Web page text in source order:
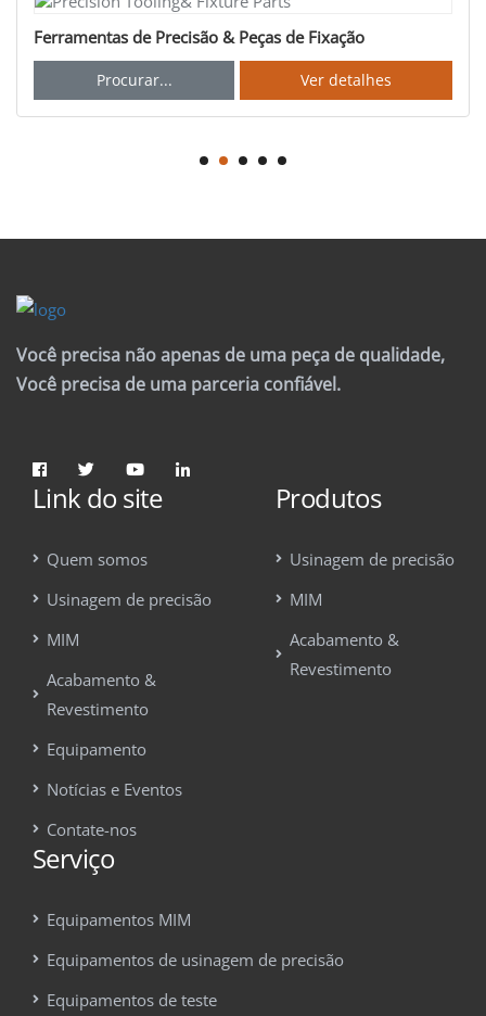
Peças de equipamentos de automação
Procurar... Ver detalhes
Você precisa não apenas de uma peça de qualidade,
Você precisa de uma parceria confiável.
Link do site
Quem somos
Usinagem de precisão
MIM
Acabamento &
Revestimento
Equipamento
Notícias e Eventos
Contate-nos
Produtos
Usinagem de precisão
MIM
Acabamento &
Revestimento
Serviço
Equipamentos MIM
Equipamentos de usinagem de precisão
Equipamentos de teste